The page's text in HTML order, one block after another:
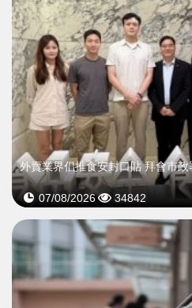
外賣業界倡推食安封口貼 拜會市
07/08/2026 34842